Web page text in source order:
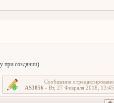
при создании)
Сообщение отредактировано
AS3856 - Вт, 27 Февраля 2018, 13:45